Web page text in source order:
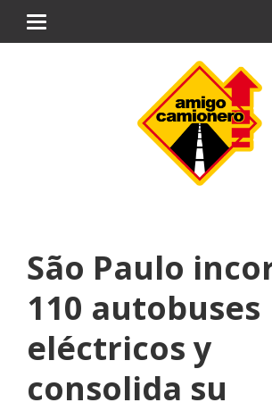
São Paulo
110 autobuses
eléctricos y
consolida su